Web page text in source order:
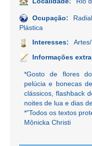
Ocupação:
Plástica
Interesses:
Informações
*Gosto de flores do
pelúcia e bonecas
clássicos, flashback
noites de lua e dias
*"Todos os textos
Mônicka Christi